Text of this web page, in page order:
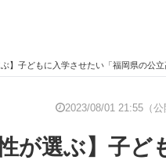
に入学させたい「福岡県の公立高校」ランキングTOP25
2023/08/01 21:55（公
が選ぶ】子ど